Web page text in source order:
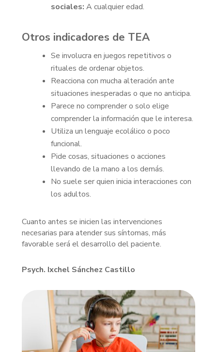
sociales: A cualquier edad.
Otros indicadores de TEA
Se involucra en juegos repetitivos o
rituales de ordenar objetos.
Reacciona con mucha alteración ante
situaciones inesperadas o que no anticipa.
Parece no comprender o solo elige
comprender la información que le interesa.
Utiliza un lenguaje ecolálico o poco
funcional.
Pide cosas, situaciones o acciones
llevando de la mano a los demás.
No suele ser quien inicia interacciones con
los adultos.
Cuanto antes se inicien las intervenciones
necesarias para atender sus síntomas, más
favorable será el desarrollo del paciente.
Psych. Ixchel Sánchez Castillo